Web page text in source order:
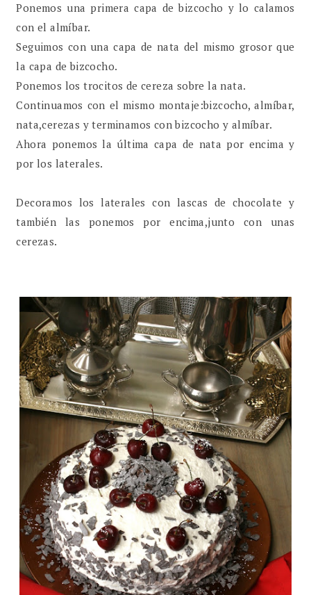
Ponemos una primera capa de bizcocho y lo calamos
con el almíbar.
Seguimos con una capa de nata del mismo grosor que
la capa de bizcocho.
Ponemos los trocitos de cereza sobre la nata.
Continuamos con el mismo montaje:bizcocho, almíbar,
nata,cerezas y terminamos con bizcocho y almíbar.
Ahora ponemos la última capa de nata por encima y
por los laterales.
Decoramos los laterales con lascas de chocolate y
también las ponemos por encima,junto con unas
cerezas.